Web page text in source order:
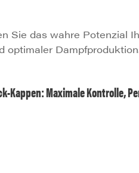
Sie das wahre Potenzial
optimaler
Kappen: Maximale Kontrolle,